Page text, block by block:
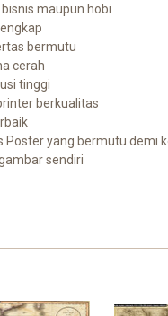
maupun hobi
bermutu
cerah
tinggi
berkualitas
Poster yang bermutu demi
sendiri